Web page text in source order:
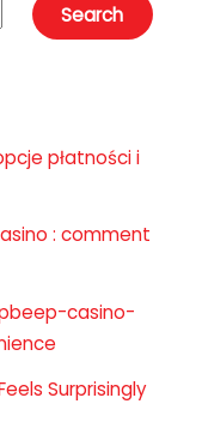
Search
płatności i
: comment
casino-
Surprisingly